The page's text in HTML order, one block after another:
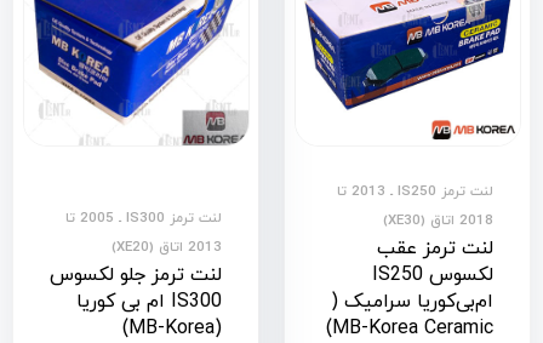
لنت ترمز IS250 ـ 2013 تا
2018 اتاق (XE30)
لنت ترمز عقب
لکسوس IS250
ام‌بی‌کوریا سرامیک (
MB-Korea Ceramic)
لنت ترمز IS300 ـ 2005 تا
2013 اتاق (XE20)
لنت ترمز جلو لکسوس
IS300 ام بی کوریا
(MB-Korea)